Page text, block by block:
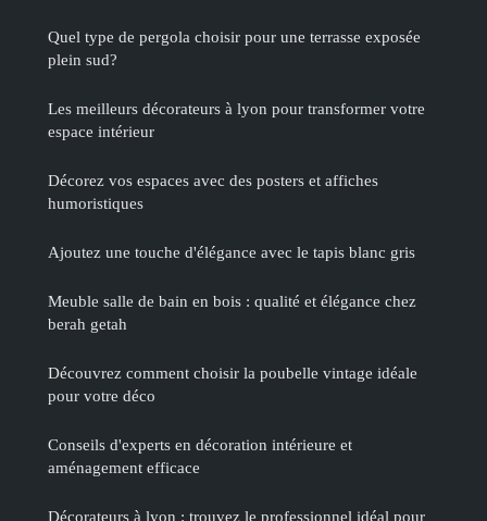
Quel type de pergola choisir pour une terrasse exposée
plein sud?
Les meilleurs décorateurs à lyon pour transformer votre
espace intérieur
Décorez vos espaces avec des posters et affiches
humoristiques
Ajoutez une touche d'élégance avec le tapis blanc gris
Meuble salle de bain en bois : qualité et élégance chez
berah getah
Découvrez comment choisir la poubelle vintage idéale
pour votre déco
Conseils d'experts en décoration intérieure et
aménagement efficace
Décorateurs à lyon : trouvez le professionnel idéal pour